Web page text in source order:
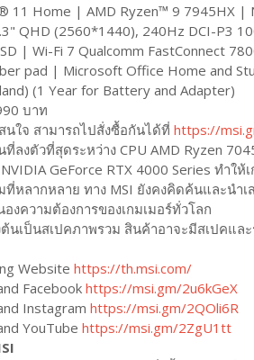
11 Home | AMD Ryzen™ 9 7945HX |
QHD (2560*1440), 240Hz DCI-P3
| Wi-Fi 7 Qualcomm FastConnect
pad | Microsoft Office Home and
(1 Year for Battery and Adapter)
บาท
นใจ สามารถไปสั่งซื้อกันได้ที่ https://
ลงตัวที่สุดระหว่าง CPU AMD Ryzen
GeForce RTX 4000 Series ทำใ
มที่หลากหลาย ทาง MSI ยังคงคิดค้นและน
งความต้องการของเกมเมอร์ทั่วโลก
นเป็นสเปคภาพรวม สินค้าอาจะมีสเปคแ
Website https://th.msi.com/
Facebook https://msi.gm/2u6kGeX
Instagram https://msi.gm/2QOli6R
YouTube https://msi.gm/2ZgU1tt